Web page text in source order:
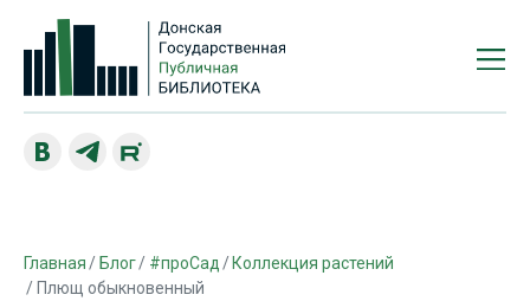
Главная Блог #проСад
Коллекция растений
Плющ обыкновенный